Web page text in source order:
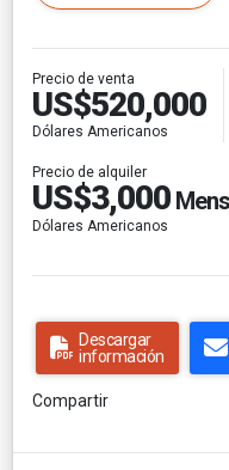
Precio de venta
US$520,000
Dólares Americanos
Precio de alquiler
US$3,000
Dólares Americanos
Descargar
información
Compartir